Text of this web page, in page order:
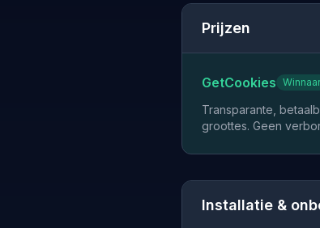
Prijzen
GetCookies Winnaar
Transparante,
groottes. Geen
Installatie &